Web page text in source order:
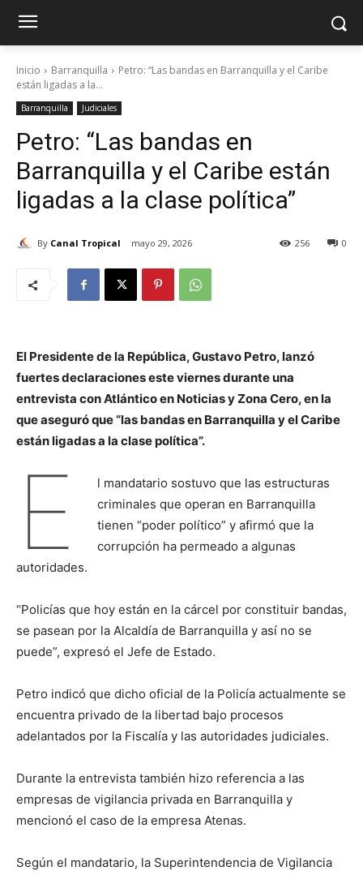
Inicio Barranquilla
Petro: “Las bandas en Barranquilla y el Caribe
están ligadas a la...
Barranquilla Judiciales
Petro: “Las bandas en
Barranquilla y el Caribe están
ligadas a la clase política”
By Canal Tropical mayo 29, 2026 0
256
El Presidente de la República, Gustavo Petro, lanzó
fuertes declaraciones este viernes durante una
entrevista con Atlántico en Noticias y Zona Cero, en la
que aseguró que “las bandas en Barranquilla y el Caribe
están ligadas a la clase política”.
E
l mandatario sostuvo que las estructuras
criminales que operan en Barranquilla
tienen “poder político” y afirmó que la
corrupción ha permeado a algunas
autoridades.
“Policías que hoy están en la cárcel por constituir bandas,
se pasean por la Alcaldía de Barranquilla y así no se
puede”, expresó el Jefe de Estado.
Petro indicó que dicho oficial de la Policía actualmente se
encuentra privado de la libertad bajo procesos
adelantados por la Fiscalía y las autoridades judiciales.
Durante la entrevista también hizo referencia a las
empresas de vigilancia privada en Barranquilla y
mencionó el caso de la empresa Atenas.
Según el mandatario, la Superintendencia de Vigilancia